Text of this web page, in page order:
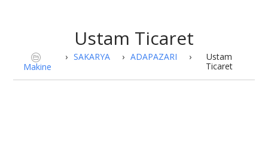
Ustam Ticaret
Makine
› SAKARYA › ADAPAZARI ›
Ustam
Ticaret